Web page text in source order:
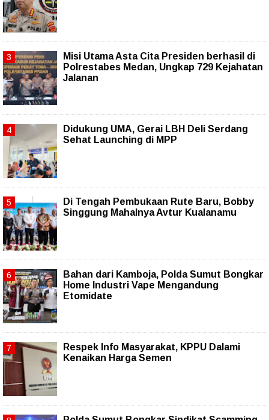
Misi Utama Asta Cita Presiden berhasil di
Polrestabes Medan, Ungkap 729 Kejahatan
Jalanan
Didukung UMA, Gerai LBH Deli Serdang
Sehat Launching di MPP
Di Tengah Pembukaan Rute Baru, Bobby
Singgung Mahalnya Avtur Kualanamu
Bahan dari Kamboja, Polda Sumut Bongkar
Home Industri Vape Mengandung
Etomidate
Respek Info Masyarakat, KPPU Dalami
Kenaikan Harga Semen